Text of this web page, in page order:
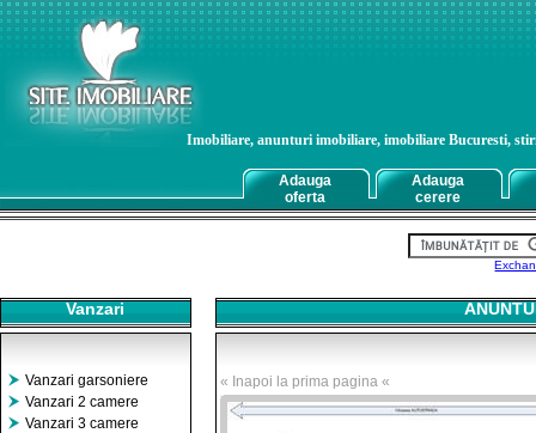
Imobiliare, anunturi imobiliare, imobiliare Bucuresti,
Adauga
oferta
Adauga
cerere
Vanzari
Vanzari garsoniere
Vanzari 2 camere
Vanzari 3 camere
« Inapoi la prima pagina «